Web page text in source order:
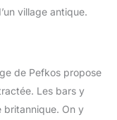
village antique.
de Pefkos propose
Les bars y
britannique. On y